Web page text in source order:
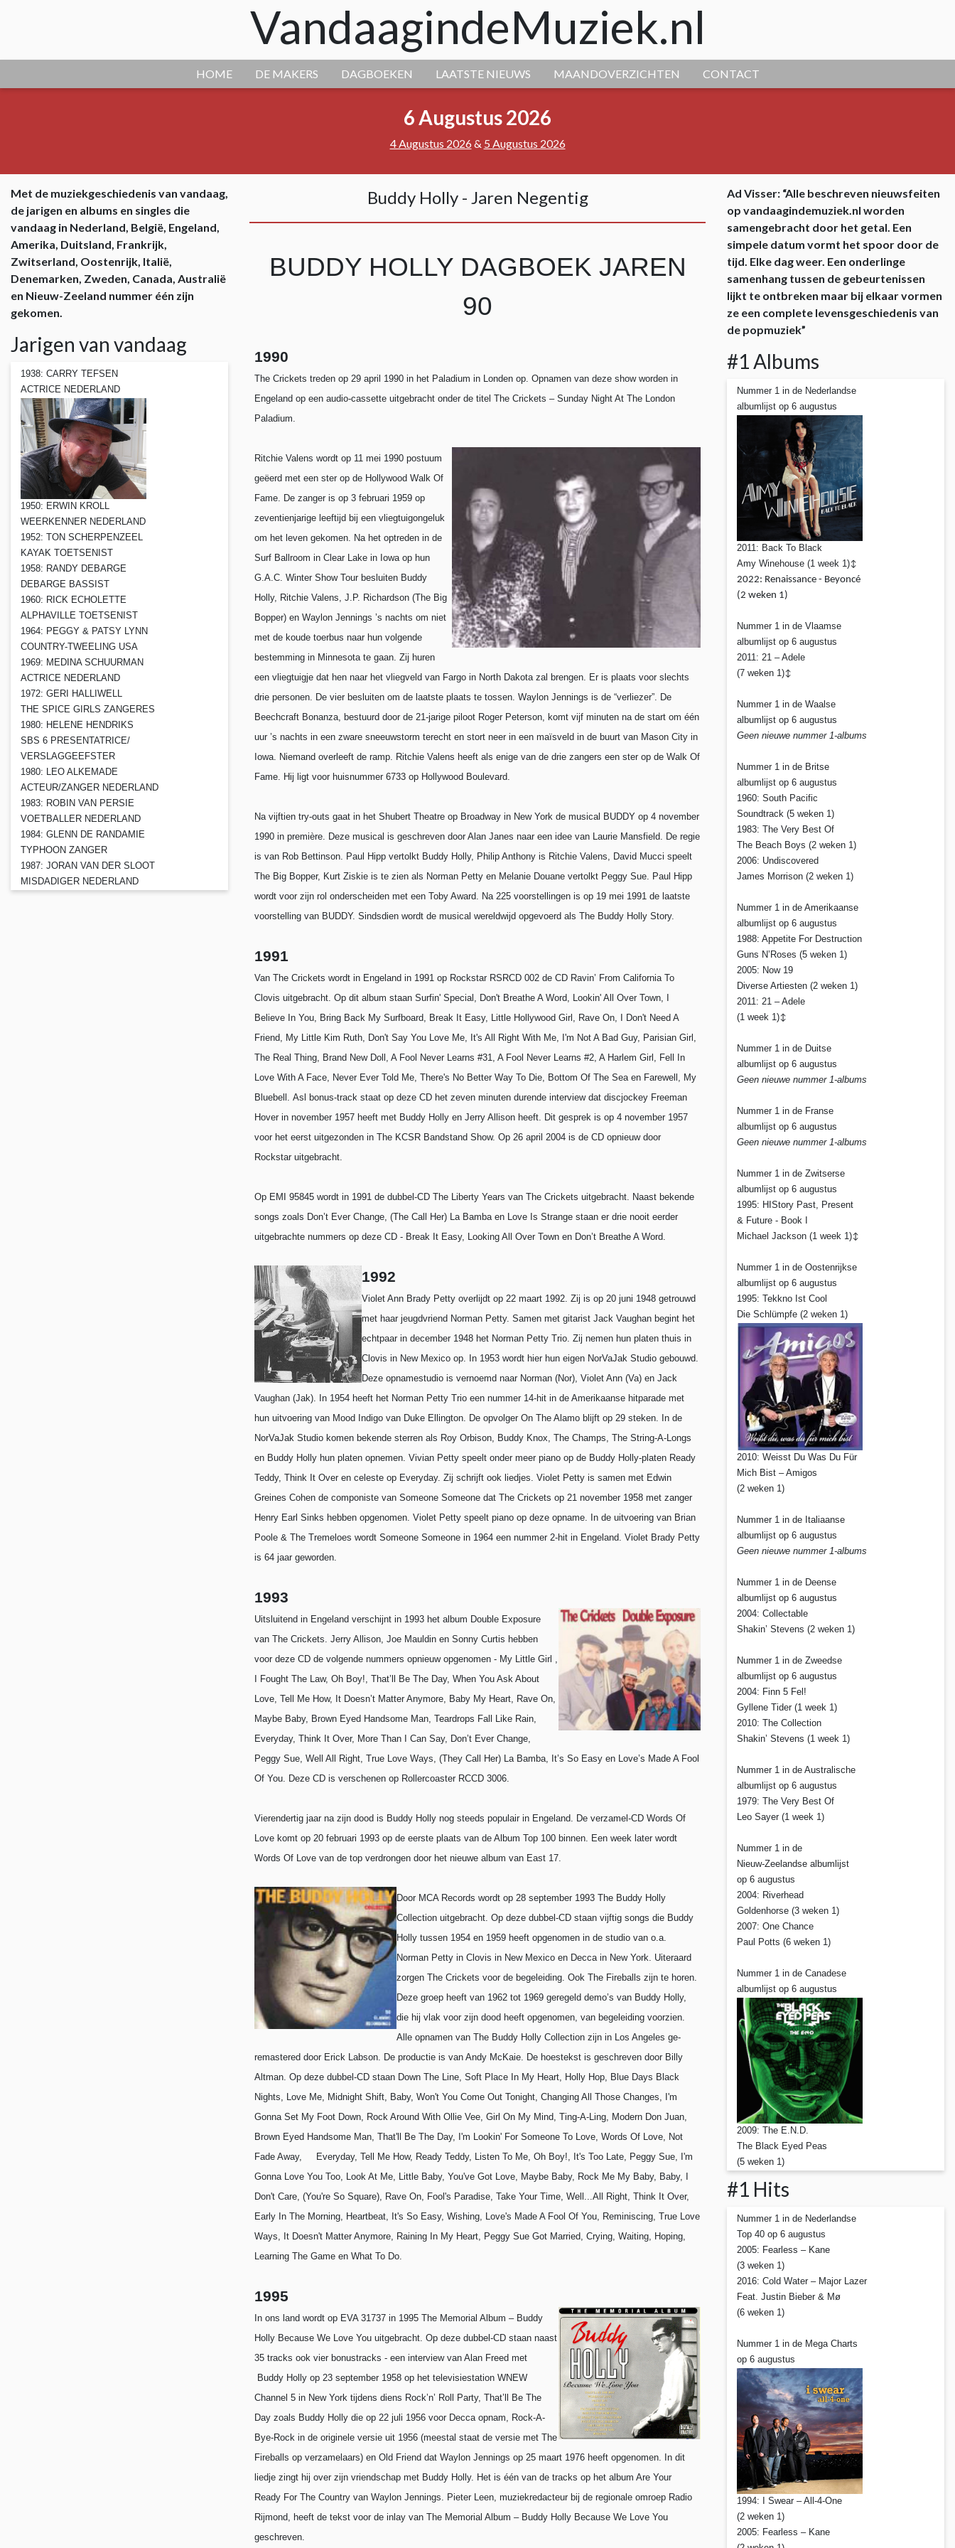
VandaagindeMuziek.nl
HOME DE MAKERS DAGBOEKEN LAATSTE NIEUWS MAANDOVERZICHTEN CONTACT
6 Augustus 2026
4 Augustus 2026 & 5 Augustus 2026
Met de muziekgeschiedenis van vandaag,
de jarigen en albums en singles die
vandaag in Nederland, België, Engeland,
Amerika, Duitsland, Frankrijk,
Zwitserland, Oostenrijk, Italië,
Denemarken, Zweden, Canada, Australië
en Nieuw-Zeeland nummer één zijn
gekomen.
Jarigen van vandaag
1938: CARRY TEFSEN
ACTRICE NEDERLAND
1950: ERWIN KROLL
WEERKENNER NEDERLAND
1952: TON SCHERPENZEEL
KAYAK TOETSENIST
1958: RANDY DEBARGE
DEBARGE BASSIST
1960: RICK ECHOLETTE
ALPHAVILLE TOETSENIST
1964: PEGGY & PATSY LYNN
COUNTRY-TWEELING USA
1969: MEDINA SCHUURMAN
ACTRICE NEDERLAND
1972: GERI HALLIWELL
THE SPICE GIRLS ZANGERES
1980: HELENE HENDRIKS
SBS 6 PRESENTATRICE/
VERSLAGGEEFSTER
1980: LEO ALKEMADE
ACTEUR/ZANGER NEDERLAND
1983: ROBIN VAN PERSIE
VOETBALLER NEDERLAND
1984: GLENN DE RANDAMIE
TYPHOON ZANGER
1987: JORAN VAN DER SLOOT
MISDADIGER NEDERLAND
Buddy Holly - Jaren Negentig
BUDDY HOLLY DAGBOEK JAREN
90
1990
The Crickets treden op 29 april 1990 in het Paladium in Londen op. Opnamen van deze show worden in
Engeland op een audio-cassette uitgebracht onder de titel The Crickets – Sunday Night At The London
Paladium.
Ritchie Valens wordt op 11 mei 1990 postuum
geëerd met een ster op de Hollywood Walk Of
Fame. De zanger is op 3 februari 1959 op
zeventienjarige leeftijd bij een vliegtuigongeluk
om het leven gekomen. Na het optreden in de
Surf Ballroom in Clear Lake in Iowa op hun
G.A.C. Winter Show Tour besluiten Buddy
Holly, Ritchie Valens, J.P. Richardson(The Big
Bopper) en Waylon Jennings’s nachts om niet
met de koude toerbus naar hun volgende
bestemming in Minnesota te gaan. Zij huren
een vliegtuigje dat hen naar het vliegveld van Fargo in North Dakota zal brengen. Er is plaats voor slechts
drie personen. De vier besluiten om de laatste plaats te tossen. Waylon Jennings is de “verliezer”. De
Beechcraft Bonanza, bestuurd door de 21-jarige piloot Roger Peterson, komt vijf minuten na de start om één
uur ’s nachts in een zware sneeuwstorm terecht en stort neer in een maïsveld in de buurt van Mason City in
Iowa. Niemand overleeft de ramp. Ritchie Valens heeft als enige van de drie zangers een ster op de Walk Of
Fame. Hij ligt voor huisnummer 6733 op Hollywood Boulevard.
Na vijftien try-outs gaat in het Shubert Theatre op Broadway in New York de musical BUDDY op 4 november
1990 in première. Deze musical is geschreven door Alan Janes naar een idee van Laurie Mansfield. De regie
is van Rob Bettinson. Paul Hipp vertolkt Buddy Holly, Philip Anthony is Ritchie Valens, David Mucci speelt
The Big Bopper, Kurt Ziskie is te zien als Norman Petty en Melanie Douane vertolkt Peggy Sue. Paul Hipp
wordt voor zijn rol onderscheiden met een Toby Award. Na 225 voorstellingen is op 19 mei 1991 de laatste
voorstelling van BUDDY. Sindsdien wordt de musical wereldwijd opgevoerd als The Buddy Holly Story.
1991
Van The Crickets wordt in Engeland in 1991 op Rockstar RSRCD 002 de CD Ravin’ From California To
Clovis uitgebracht. Op dit album staan Surfin' Special, Don't Breathe A Word, Lookin' All Over Town, I
Believe In You, Bring Back My Surfboard, Break It Easy, Little Hollywood Girl, Rave On, I Don't Need A
Friend, My Little Kim Ruth, Don't Say You Love Me, It's All Right With Me, I'm Not A Bad Guy, Parisian Girl,
The Real Thing, Brand New Doll, A Fool Never Learns #31, A Fool Never Learns #2, A Harlem Girl, Fell In
Love With A Face, Never Ever Told Me, There's No Better Way To Die, Bottom Of The Sea en Farewell, My
Bluebell.Asl bonus-track staat op deze CD het zeven minuten durende interview dat discjockey Freeman
Hover in november 1957 heeft met Buddy Holly en Jerry Allison heeft. Dit gesprek is op 4 november 1957
voor het eerst uitgezonden in The KCSR Bandstand Show. Op 26 april 2004 is de CD opnieuw door
Rockstar uitgebracht.
Op EMI 95845 wordt in 1991 de dubbel-CD The Liberty Years van The Crickets uitgebracht. Naast bekende
songs zoals Don’t Ever Change, (The Call Her) La Bamba en Love Is Strange staan er drie nooit eerder
uitgebrachte nummers op deze CD - Break It Easy, Looking All Over Town en Don’t Breathe A Word.
1992
Violet Ann Brady Petty overlijdt op 22 maart 1992.Zij is op 20 juni 1948 getrouwd
met haar jeugdvriend Norman Petty. Samen met gitarist Jack Vaughan begint het
echtpaar in december 1948 het Norman Petty Trio. Zij nemen hun platen thuis in
Clovis in New Mexico op. In 1953 wordt hier hun eigen NorVaJak Studio gebouwd.
Deze opnamestudio is vernoemd naar Norman (Nor), Violet Ann (Va) en Jack
Vaughan (Jak). In 1954 heeft het Norman Petty Trio een nummer 14-hit in de Amerikaanse hitparade met
hun uitvoering van Mood Indigo van Duke Ellington. De opvolger On The Alamo blijft op 29 steken. In de
NorVaJak Studio komen bekende sterren als Roy Orbison, Buddy Knox, The Champs, The String-A-Longs
en Buddy Holly hun platen opnemen. Vivian Petty speelt onder meer piano op de Buddy Holly-platen Ready
Teddy, Think It Over en celeste op Everyday. Zij schrijft ook liedjes. Violet Petty is samen met Edwin
Greines Cohen de componiste van Someone Someone dat The Crickets op 21 november 1958 met zanger
Henry Earl Sinks hebben opgenomen. Violet Petty speelt piano op deze opname. In de uitvoering van Brian
Poole & The Tremeloes wordt Someone Someone in 1964 een nummer 2-hit in Engeland. Violet Brady Petty
is 64 jaar geworden.
1993
Uitsluitend in Engeland verschijnt in 1993 het album Double Exposure
van The Crickets.Jerry Allison, Joe Mauldin en Sonny Curtis hebben
voor deze CD de volgende nummers opnieuw opgenomen - My Little Girl ,
I Fought The Law, Oh Boy!, That’ll Be The Day, When You Ask About
Love, Tell Me How, It Doesn’t Matter Anymore, Baby My Heart, Rave On,
Maybe Baby, Brown Eyed Handsome Man, Teardrops Fall Like Rain,
Everyday, Think It Over, More Than I Can Say, Don’t Ever Change,
Peggy Sue, Well All Right, True Love Ways, (They Call Her) La Bamba, It’s So Easy en Love’s Made A Fool
Of You. Deze CD is verschenen op Rollercoaster RCCD 3006.
Vierendertig jaar na zijn dood is Buddy Holly nog steeds populair in Engeland. De verzamel-CD Words Of
Love komt op 20 februari 1993 op de eerste plaats van de Album Top 100 binnen. Een week later wordt
Words Of Love van de top verdrongen door het nieuwe album van East 17.
Door MCA Records wordt op 28 september 1993 The Buddy Holly
Collection uitgebracht. Op deze dubbel-CD staan vijftig songs die Buddy
Holly tussen 1954 en 1959 heeft opgenomen in de studio van o.a.
Norman Petty in Clovis in New Mexico en Decca in New York. Uiteraard
zorgen The Crickets voor de begeleiding. Ook The Fireballs zijn te horen.
Deze groep heeft van 1962 tot 1969 geregeld demo’s van Buddy Holly,
die hij vlak voor zijn dood heeft opgenomen, van begeleiding voorzien.
Alle opnamen van The Buddy Holly Collection zijn in Los Angeles ge-
remastered door Erick Labson. De productie is van Andy McKaie. De hoestekst is geschreven door Billy
Altman. Op deze dubbel-CD staan Down The Line, Soft Place In My Heart, Holly Hop, Blue Days Black
Nights, Love Me, Midnight Shift, Baby, Won't You Come Out Tonight, Changing All Those Changes, I'm
Gonna Set My Foot Down, Rock Around With Ollie Vee, Girl On My Mind, Ting-A-Ling, Modern Don Juan,
Brown Eyed Handsome Man, That'll Be The Day, I'm Lookin' For Someone To Love, Words Of Love, Not
Fade Away, Everyday, Tell Me How, Ready Teddy, Listen To Me, Oh Boy!, It's Too Late, Peggy Sue, I'm
Gonna Love You Too, Look At Me, Little Baby, You've Got Love, Maybe Baby, Rock Me My Baby, Baby, I
Don't Care, (You're So Square), Rave On, Fool's Paradise, Take Your Time, Well...All Right, Think It Over,
Early In The Morning, Heartbeat, It's So Easy, Wishing, Love's Made A Fool Of You, Reminiscing, True Love
Ways, It Doesn't Matter Anymore, Raining In My Heart, Peggy Sue Got Married, Crying, Waiting, Hoping,
Learning The Game en What To Do.
1995
In ons land wordt op EVA 31737 in 1995 The Memorial Album – Buddy
Holly Because We Love You uitgebracht.Op deze dubbel-CD staan naast
35 tracks ook vier bonustracks - een interview van Alan Freed met
Buddy Holly op 23 september 1958 op het televisiestation WNEW
Channel 5 in New York tijdens diens Rock’n’ Roll Party, That’ll Be The
Day zoals Buddy Holly die op 22 juli 1956 voor Decca opnam, Rock-A-
Bye-Rock in de originele versie uit 1956 (meestal staat de versie met The
Fireballs op verzamelaars) en Old Friend dat Waylon Jennings op 25 maart 1976 heeft opgenomen. In dit
liedje zingt hij over zijn vriendschap met Buddy Holly. Het is één van de tracks op het album Are Your
Ready For The Country van Waylon Jennings. Pieter Leen, muziekredacteur bij de regionale omroep Radio
Rijmond, heeft de tekst voor de inlay van The Memorial Album – Buddy Holly Because We Love You
geschreven.
Ad Visser: “Alle beschreven nieuwsfeiten
op vandaagindemuziek.nl worden
samengebracht door het getal. Een
simpele datum vormt het spoor door de
tijd. Elke dag weer. Een onderlinge
samenhang tussen de gebeurtenissen
lijkt te ontbreken maar bij elkaar vormen
ze een complete levensgeschiedenis van
de popmuziek”
#1 Albums
Nummer 1 in de Nederlandse
albumlijst op 6 augustus
2011: Back To Black
Amy Winehouse (1 week 1)↕
2022: Renaissance - Beyoncé
(2 weken 1)
Nummer 1 in de Vlaamse
albumlijst op 6 augustus
2011: 21 – Adele
(7 weken 1)↕
Nummer 1 in de Waalse
albumlijst op 6 augustus
Geen nieuwe nummer 1-albums
Nummer 1 in de Britse
albumlijst op 6 augustus
1960: South Pacific
Soundtrack (5 weken 1)
1983: The Very Best Of
The Beach Boys (2 weken 1)
2006: Undiscovered
James Morrison (2 weken 1)
Nummer 1 in de Amerikaanse
albumlijst op 6 augustus
1988: Appetite For Destruction
Guns N’Roses (5 weken 1)
2005: Now 19
Diverse Artiesten (2 weken 1)
2011: 21 – Adele
(1 week 1)↕
Nummer 1 in de Duitse
albumlijst op 6 augustus
Geen nieuwe nummer 1-albums
Nummer 1 in de Franse
albumlijst op 6 augustus
Geen nieuwe nummer 1-albums
Nummer 1 in de Zwitserse
albumlijst op 6 augustus
1995: HIStory Past, Present
& Future - Book I
Michael Jackson (1 week 1)↕
Nummer 1 in de Oostenrijkse
albumlijst op 6 augustus
1995: Tekkno Ist Cool
Die Schlümpfe (2 weken 1)
2010: Weisst Du Was Du Für
Mich Bist – Amigos
(2 weken 1)
Nummer 1 in de Italiaanse
albumlijst op 6 augustus
Geen nieuwe nummer 1-albums
Nummer 1 in de Deense
albumlijst op 6 augustus
2004: Collectable
Shakin’ Stevens (2 weken 1)
Nummer 1 in de Zweedse
albumlijst op 6 augustus
2004: Finn 5 Fel!
Gyllene Tider (1 week 1)
2010: The Collection
Shakin’ Stevens (1 week 1)
Nummer 1 in de Australische
albumlijst op 6 augustus
1979: The Very Best Of
Leo Sayer (1 week 1)
Nummer 1 in de
Nieuw-Zeelandse albumlijst
op 6 augustus
2004: Riverhead
Goldenhorse (3 weken 1)
2007: One Chance
Paul Potts (6 weken 1)
Nummer 1 in de Canadese
albumlijst op 6 augustus
2009: The E.N.D.
The Black Eyed Peas
(5 weken 1)
#1 Hits
Nummer 1 in de Nederlandse
Top 40 op 6 augustus
2005: Fearless – Kane
(3 weken 1)
2016: Cold Water – Major Lazer
Feat. Justin Bieber & Mø
(6 weken 1)
Nummer 1 in de Mega Charts
op 6 augustus
1994: I Swear – All-4-One
(2 weken 1)
2005: Fearless – Kane